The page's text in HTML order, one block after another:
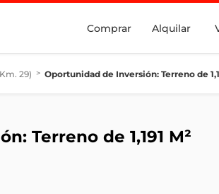
Comprar Alquilar
29) > Oportunidad de Inversión: Terreno de
Terreno de 1,191 M²